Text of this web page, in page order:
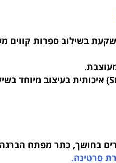
ספרות קווים